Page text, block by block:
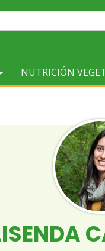
NUTRICIÓN